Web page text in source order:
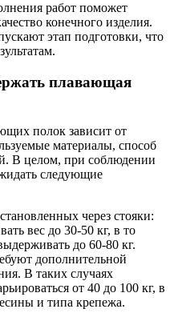
работ поможет
конечного изделия.
этап подготовки, что
плавающая
полок зависит от
материалы, способ
В целом, при соблюдении
следующие
через стояки:
вес до 30-50 кг, в то
до 60-80 кг.
дополнительной
В таких случаях
от 40 до 100 кг, в
и типа крепежа.